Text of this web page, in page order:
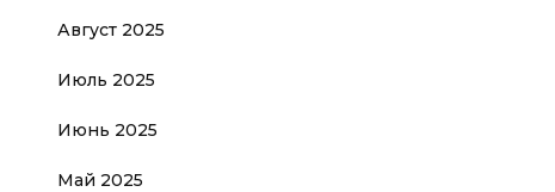
Август 2025
Июль 2025
Июнь 2025
Май 2025